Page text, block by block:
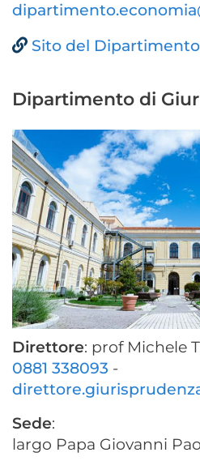
Sito del Dipartimento
Dipartimento di
Direttore: prof Michele
0881 338093 -
Sede:
largo Papa Giovanni